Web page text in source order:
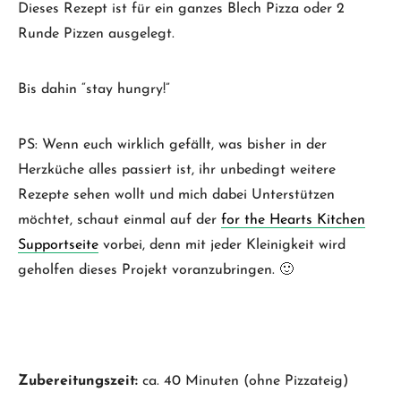
Dieses Rezept ist für ein ganzes Blech Pizza oder 2
Runde Pizzen ausgelegt.
Bis dahin “stay hungry!”
PS: Wenn euch wirklich gefällt, was bisher in der
Herzküche alles passiert ist, ihr unbedingt weitere
Rezepte sehen wollt und mich dabei Unterstützen
möchtet, schaut einmal auf der for the Hearts Kitchen
Supportseite vorbei, denn mit jeder Kleinigkeit wird
geholfen dieses Projekt voranzubringen. 🙂
Zubereitungszeit: ca. 40 Minuten (ohne Pizzateig)